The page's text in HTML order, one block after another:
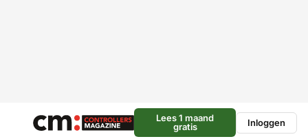
Lees 1 maand
gratis
Inloggen